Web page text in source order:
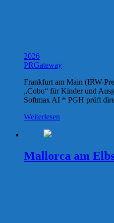
2026
PRGateway
Frankfurt am Main (IRW-
„Cobo“ für Kinder und
Softmax AI * PGH prüft
Weiterlesen
Mallorca am